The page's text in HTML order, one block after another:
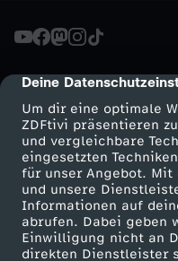
cmp-dialog-
Deine
Um dir eine optimale
ZDFtivi präsentieren
und vergleichbare
eingesetzten
für unser Angebot.
und unsere
Informationen auf
abrufen. Dabei geben
Einwilligung nicht an
direkten Dienstleister
D
e
b
a
t
Mehr ZDF
ZDF-Apps
Smart TV